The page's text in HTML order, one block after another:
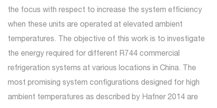
the focus with respect to increase the system efficiency
when these units are operated at elevated ambient
temperatures. The objective of this work is to investigate
the energy required for different R744 commercial
refrigeration systems at various locations in China. The
most promising system configurations designed for high
ambient temperatures as described by Hafner 2014 are